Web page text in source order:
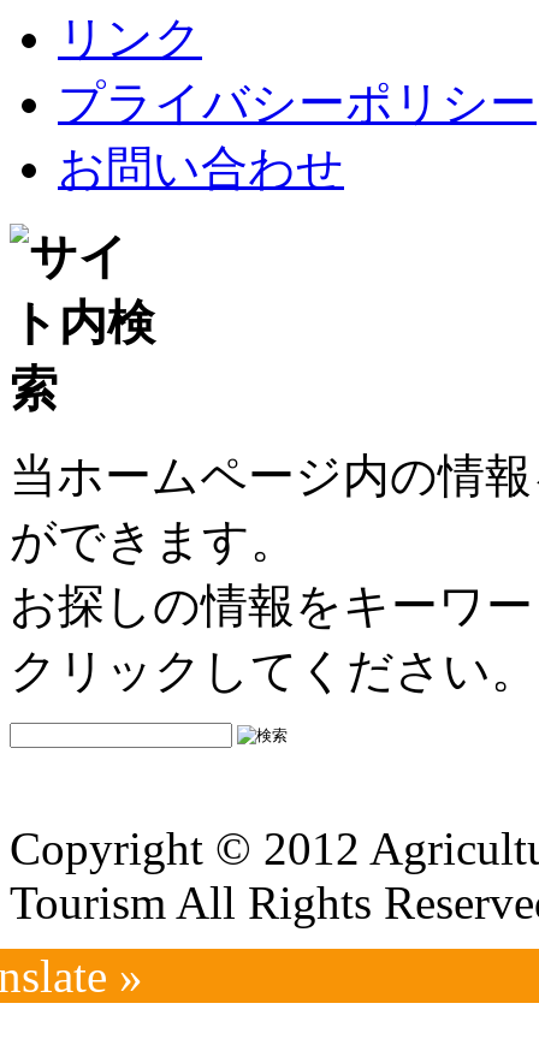
リンク
プライバシーポリシー
お問い合わせ
当ホームページ内の情
ができます。
お探しの情報をキーワ
クリックしてください。
Copyright © 2012
Tourism All Rights
»